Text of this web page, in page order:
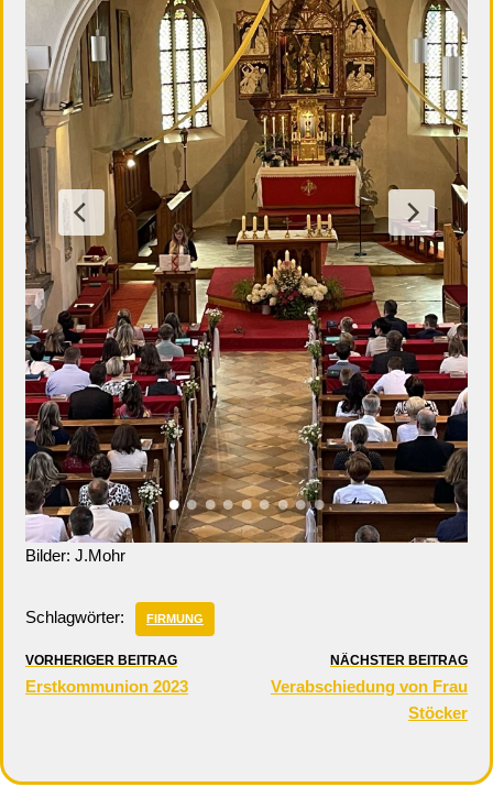
Bilder: J.Mohr
Schlagwörter: FIRMUNG
VORHERIGER BEITRAG
Erstkommunion 2023
NÄCHSTER BEITRAG
Verabschiedung von Frau
Stöcker